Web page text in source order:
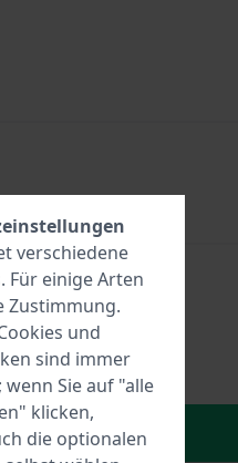
verschiedene
. Für einige Arten
Zustimmung.
und
sind immer
Sie auf "alle
klicken,
die optionalen